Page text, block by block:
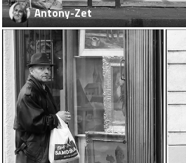
Antony-Zet